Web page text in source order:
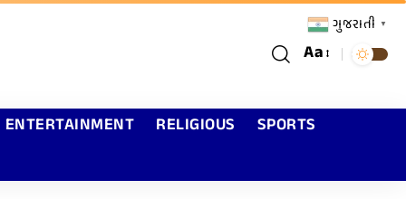
Aa
ENTERTAINMENT RELIGIOUS SPORTS
ગુજરાતી ▼